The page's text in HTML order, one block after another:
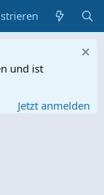
und ist
Jetzt anmelden